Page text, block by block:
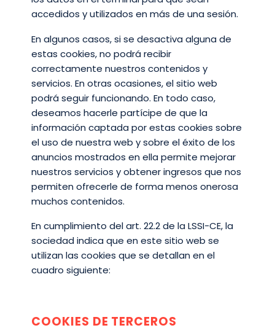
accedidos y utilizados en más de una sesión.
En algunos casos, si se desactiva alguna de
estas cookies, no podrá recibir
correctamente nuestros contenidos y
servicios. En otras ocasiones, el sitio web
podrá seguir funcionando. En todo caso,
deseamos hacerle partícipe de que la
información captada por estas cookies sobre
el uso de nuestra web y sobre el éxito de los
anuncios mostrados en ella permite mejorar
nuestros servicios y obtener ingresos que nos
permiten ofrecerle de forma menos onerosa
muchos contenidos.
En cumplimiento del art. 22.2 de la LSSI-CE, la
sociedad indica que en este sitio web se
utilizan las cookies que se detallan en el
cuadro siguiente:
COOKIES DE TERCEROS